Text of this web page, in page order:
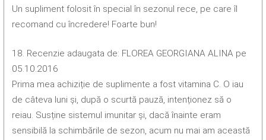
Un supliment folosit în special în sezonul rece, pe care îl
recomand cu încredere! Foarte bun!
18. Recenzie adaugata de: FLOREA GEORGIANA ALINA pe
05.10.2016
Prima mea achiziție de suplimente a fost vitamina C. O iau
de câteva luni și, după o scurtă pauză, intenționez să o
reiau. Susține sistemul imunitar și, dacă înainte eram
sensibilă la schimbările de sezon, acum nu mai am această